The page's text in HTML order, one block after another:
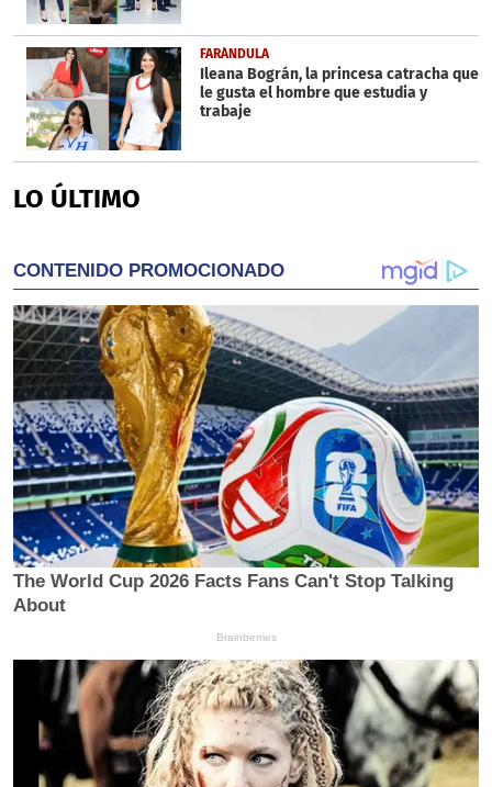
FARÁNDULA
Ileana Bográn, la princesa catracha que
le gusta el hombre que estudia y
trabaje
LO ÚLTIMO